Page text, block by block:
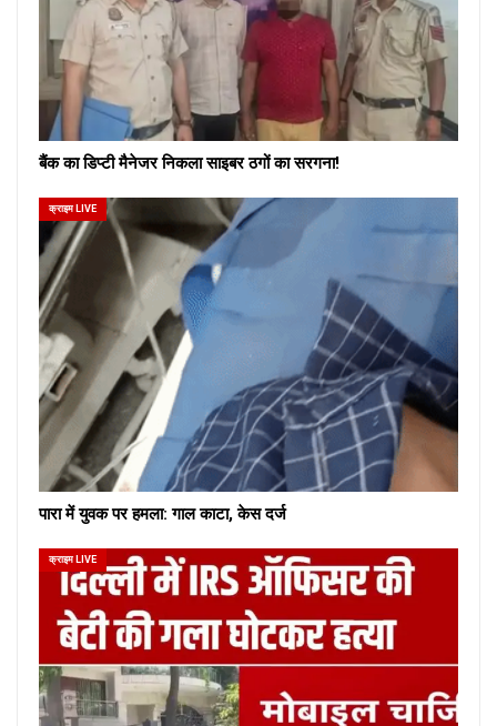
बैंक का डिप्टी मैनेजर निकला साइबर ठगों का सरगना!
क्राइम LIVE
पारा में युवक पर हमला: गाल काटा, केस दर्ज
क्राइम LIVE